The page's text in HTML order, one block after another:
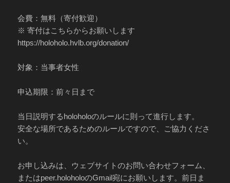
会費：無料（寄付歓迎）
※ 寄付はこちらからお願いします
https://holoholo.hvlb.org/donation/
対象：当事者女性
申込期限：前々日まで
当日説明するholoholoのルールに則って進行します。
安全な場所であるためのルールですので、ご協力くださ
い。
お申し込みは、ウェブサイトのお問い合わせフォーム、
またはpeer.holoholoのGmail宛にお願いします。前日ま